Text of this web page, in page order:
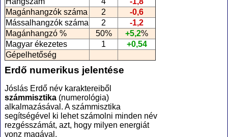
Magánhangzók száma
2
-0,6
Mássalhangzók száma
2
-1,2
Magánhangzó %
50% +5,2%
Magyar ékezetes
1
+0,54
Gépelhetőség
Erdő numerikus jelentése
Jóslás Erdő név karaktereiből
számmisztika (numerológia)
alkalmazásával. A számmisztika
segítségével ki lehet számolni minden név
rezgésszámát, azt, hogy milyen energiát
vonz magával.